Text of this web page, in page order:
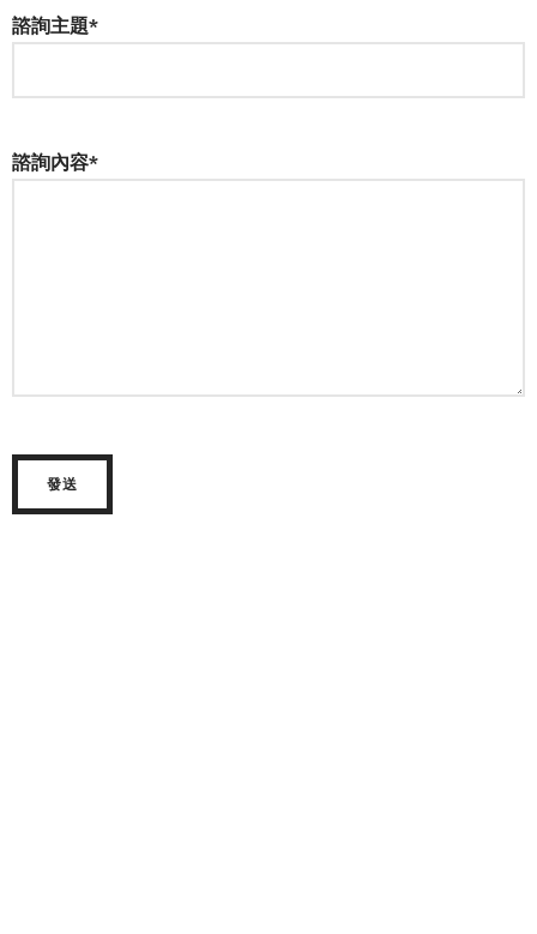
諮詢主題*
諮詢內容*